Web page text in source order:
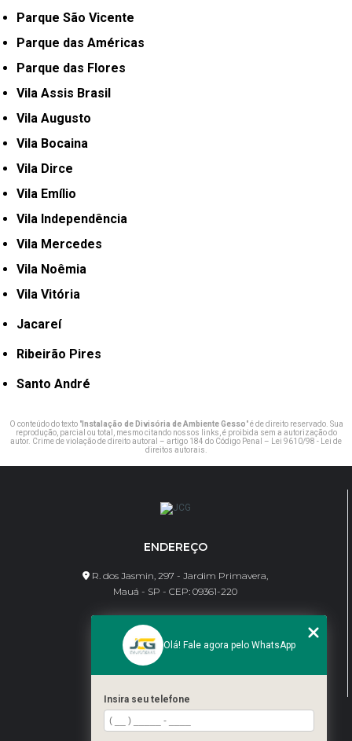
Parque São Vicente
Parque das Américas
Parque das Flores
Vila Assis Brasil
Vila Augusto
Vila Bocaina
Vila Dirce
Vila Emílio
Vila Independência
Vila Mercedes
Vila Noêmia
Vila Vitória
Jacareí
Ribeirão Pires
Santo André
O conteúdo do texto "Instalação de Divisória de Ambiente Gesso" é de direito reservado. Sua
reprodução, parcial ou total, mesmo citando nossos links, é proibida sem a autorização do
autor. Crime de violação de direito autoral – artigo 184 do Código Penal – Lei 9610/98 - Lei de
direitos autorais.
ENDEREÇO
R. dos Jasmin, 297 - Jardim Primavera,
Mauá - SP - CEP: 09361-220
CONTATO
(11) 95462-8630
bene@jcgdivisorias.com
Olá! Fale agora pelo WhatsApp
Insira seu telefone